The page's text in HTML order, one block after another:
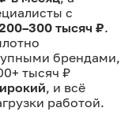
с
тысяч ₽.
брендами,
тысяч ₽
, и всё
работой.